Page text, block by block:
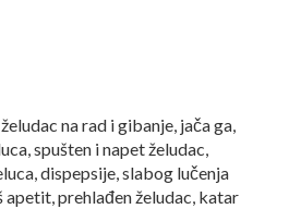
na rad i gibanje, jača ga,
spušten i napet želudac,
dispepsije, slabog lučenja
apetit, prehlađen želudac, katar